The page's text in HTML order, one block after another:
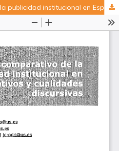
Análisis comparativo de la publicidad institucional en España-objetivos y cualidades discursivas